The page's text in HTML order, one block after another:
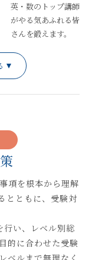
英・数のトップ講師
がやる気あふれる皆
さんを鍛えます。
項を根本から理解
とともに、受験対
行い、レベル別総
的に合わせた受験